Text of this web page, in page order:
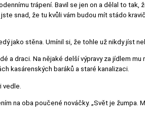
trápení. Bavil se jen on a dělal to tak,
snad, že tu kvůli vám budou mít stádo
jako stěna. Umínil si, že tohle už nikdy jíst
draci. Na nějaké delší výpravy za jídlem
kasárenských baráků a staré kanalizaci.
vedle.
na oba poučené nováčky. „Svět je žumpa.